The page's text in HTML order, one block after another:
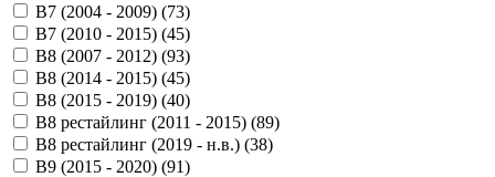
B7 (2004 - 2009) (73)
B7 (2010 - 2015) (45)
B8 (2007 - 2012) (93)
B8 (2014 - 2015) (45)
B8 (2015 - 2019) (40)
B8 рестайлинг (2011 - 2015) (89)
B8 рестайлинг (2019 - н.в.) (38)
B9 (2015 - 2020) (91)